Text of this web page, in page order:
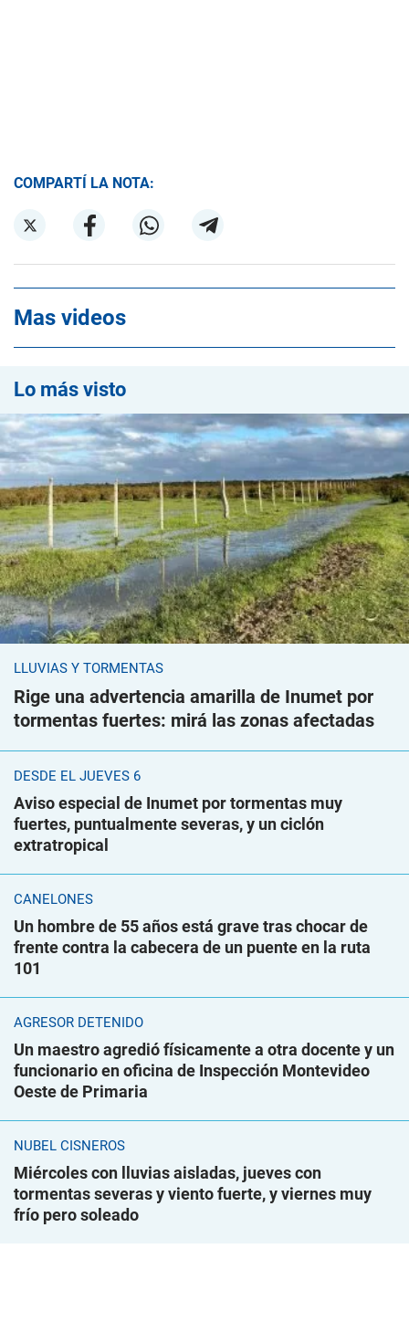
COMPARTÍ LA NOTA:
Mas videos
Lo más visto
LLUVIAS Y TORMENTAS
Rige una advertencia amarilla de Inumet por
tormentas fuertes: mirá las zonas afectadas
DESDE EL JUEVES 6
Aviso especial de Inumet por tormentas muy
fuertes, puntualmente severas, y un ciclón
extratropical
CANELONES
Un hombre de 55 años está grave tras chocar de
frente contra la cabecera de un puente en la ruta
101
AGRESOR DETENIDO
Un maestro agredió físicamente a otra docente y un
funcionario en oficina de Inspección Montevideo
Oeste de Primaria
NUBEL CISNEROS
Miércoles con lluvias aisladas, jueves con
tormentas severas y viento fuerte, y viernes muy
frío pero soleado